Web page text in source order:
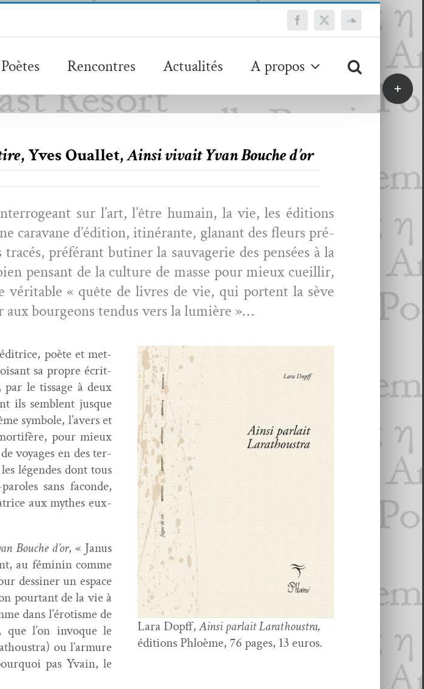
Facebook
X SoundCloud
Poètes Rencontres Actualités A propos
, Yves Ouallet,Ainsi vivait Yvan Bouche d’or
sur l’art, l’être humain, la vie, les édi­tions
car­a­vane d’édition, itinérante, glanant des fleurs pré­
préférant butin­er la sauvagerie des pen­sées à la
pen­sant de la cul­ture de masse pour mieux cueil­lir,
véri­ta­ble « quête de livres de vie, qui por­tent la sève
aux bour­geons ten­dus vers la lumière »…
poète et met­
sa pro­pre écri­t­
par le tis­sage à deux
ils sem­blent jusque
sym­bole, l’avers et
pour mieux
voy­ages en des ter­
légen­des dont tous
sans faconde,
aux mythes eux-
Bouche d’or, « Janus
au féminin comme
dessin­er un espace
pour­tant de la vie à
dans l’érotisme de
que l’on invoque le
ou l’armure
pas Yvain, le
Lara Dopff,Ain­si par­lait Larathous­tra,
édi­tions Phloème, 76 pages, 13 euros.
Bascule
de
la
barre